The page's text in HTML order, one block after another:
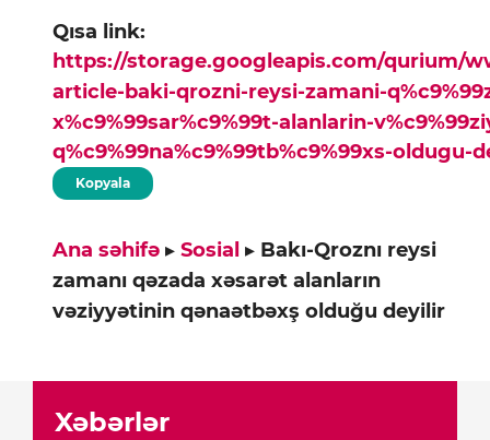
Qısa link:
https://storage.googleapis.com/qurium/
article-baki-qrozni-reysi-zamani-
x%c9%99sar%c9%99t-alanlarin-
q%c9%99na%c9%99tb%c9%99xs-oldugu-
Kopyala
Ana səhifə ▸ Sosial ▸ Bakı-Qroznı reysi
zamanı qəzada xəsarət alanların
vəziyyətinin qənaətbəxş olduğu deyilir
Xəbərlər